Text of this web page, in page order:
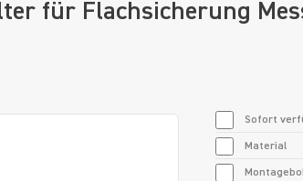
für Flachsicherung
Sofort
Material